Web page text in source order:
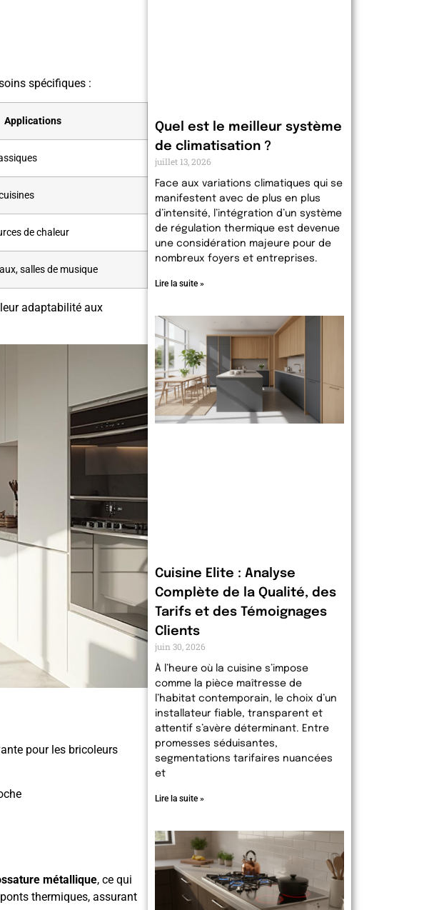
spécifiques :
Applications
de chaleur
salles de musique
adaptabilité aux
pour les bricoleurs
métallique, ce qui
thermiques, assurant
Quel est le meilleur système
de climatisation ?
juillet 13, 2026
Face aux variations climatiques qui se
manifestent avec de plus en plus
d’intensité, l’intégration d’un système
de régulation thermique est devenue
une considération majeure pour de
nombreux foyers et entreprises.
Lire la suite »
Cuisine Elite : Analyse
Complète de la Qualité, des
Tarifs et des Témoignages
Clients
juin 30, 2026
À l’heure où la cuisine s’impose
comme la pièce maîtresse de
l’habitat contemporain, le choix d’un
installateur fiable, transparent et
attentif s’avère déterminant. Entre
promesses séduisantes,
segmentations tarifaires nuancées
et
Lire la suite »